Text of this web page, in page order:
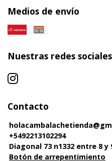
Medios de envío
Nuestras redes sociales
Contacto
+5492213102294
Diagonal 73 n1332 entre 8 y
Botón de arrepentimiento